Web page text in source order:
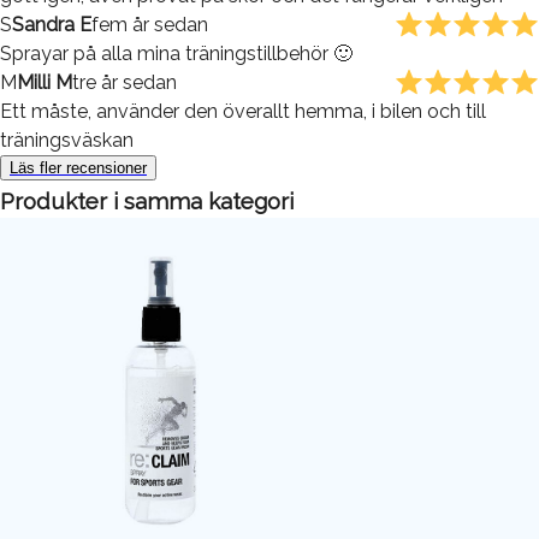
SSandra Efem år sedan
Sprayar på alla mina träningstillbehör 🙂
MMilli Mtre år sedan
Ett måste, använder den överallt hemma, i bilen och till
träningsväskan
Läs fler recensioner
Produkter i samma kategori